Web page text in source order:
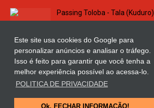
Este site usa cookies do Google para
personalizar anúncios e analisar o tráfego.
Isso é feito para garantir que você tenha a
melhor experiência possível ao acessa-lo.
POLITICA DE PRIVACIDADE
Ok, FECHAR INFORMAÇÃO!
Passing Toloba - Tala (Kuduro)
Russo k - Ligação da Comarca
July 11, 2026